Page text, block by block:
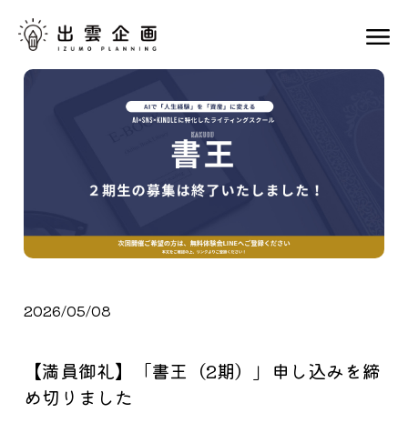
2026/05/08
【満員御礼】「書王（2期）」申し込みを締
め切りました